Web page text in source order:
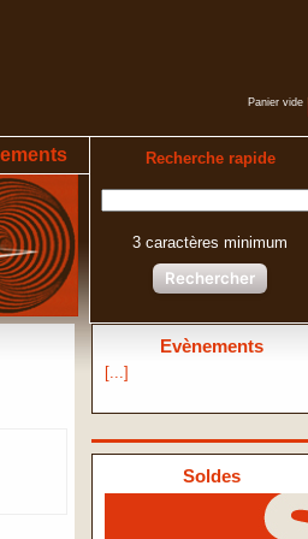
Panier vide
Recherche rapide
3 caractères minimum
Rechercher
Evènements
[...]
Soldes